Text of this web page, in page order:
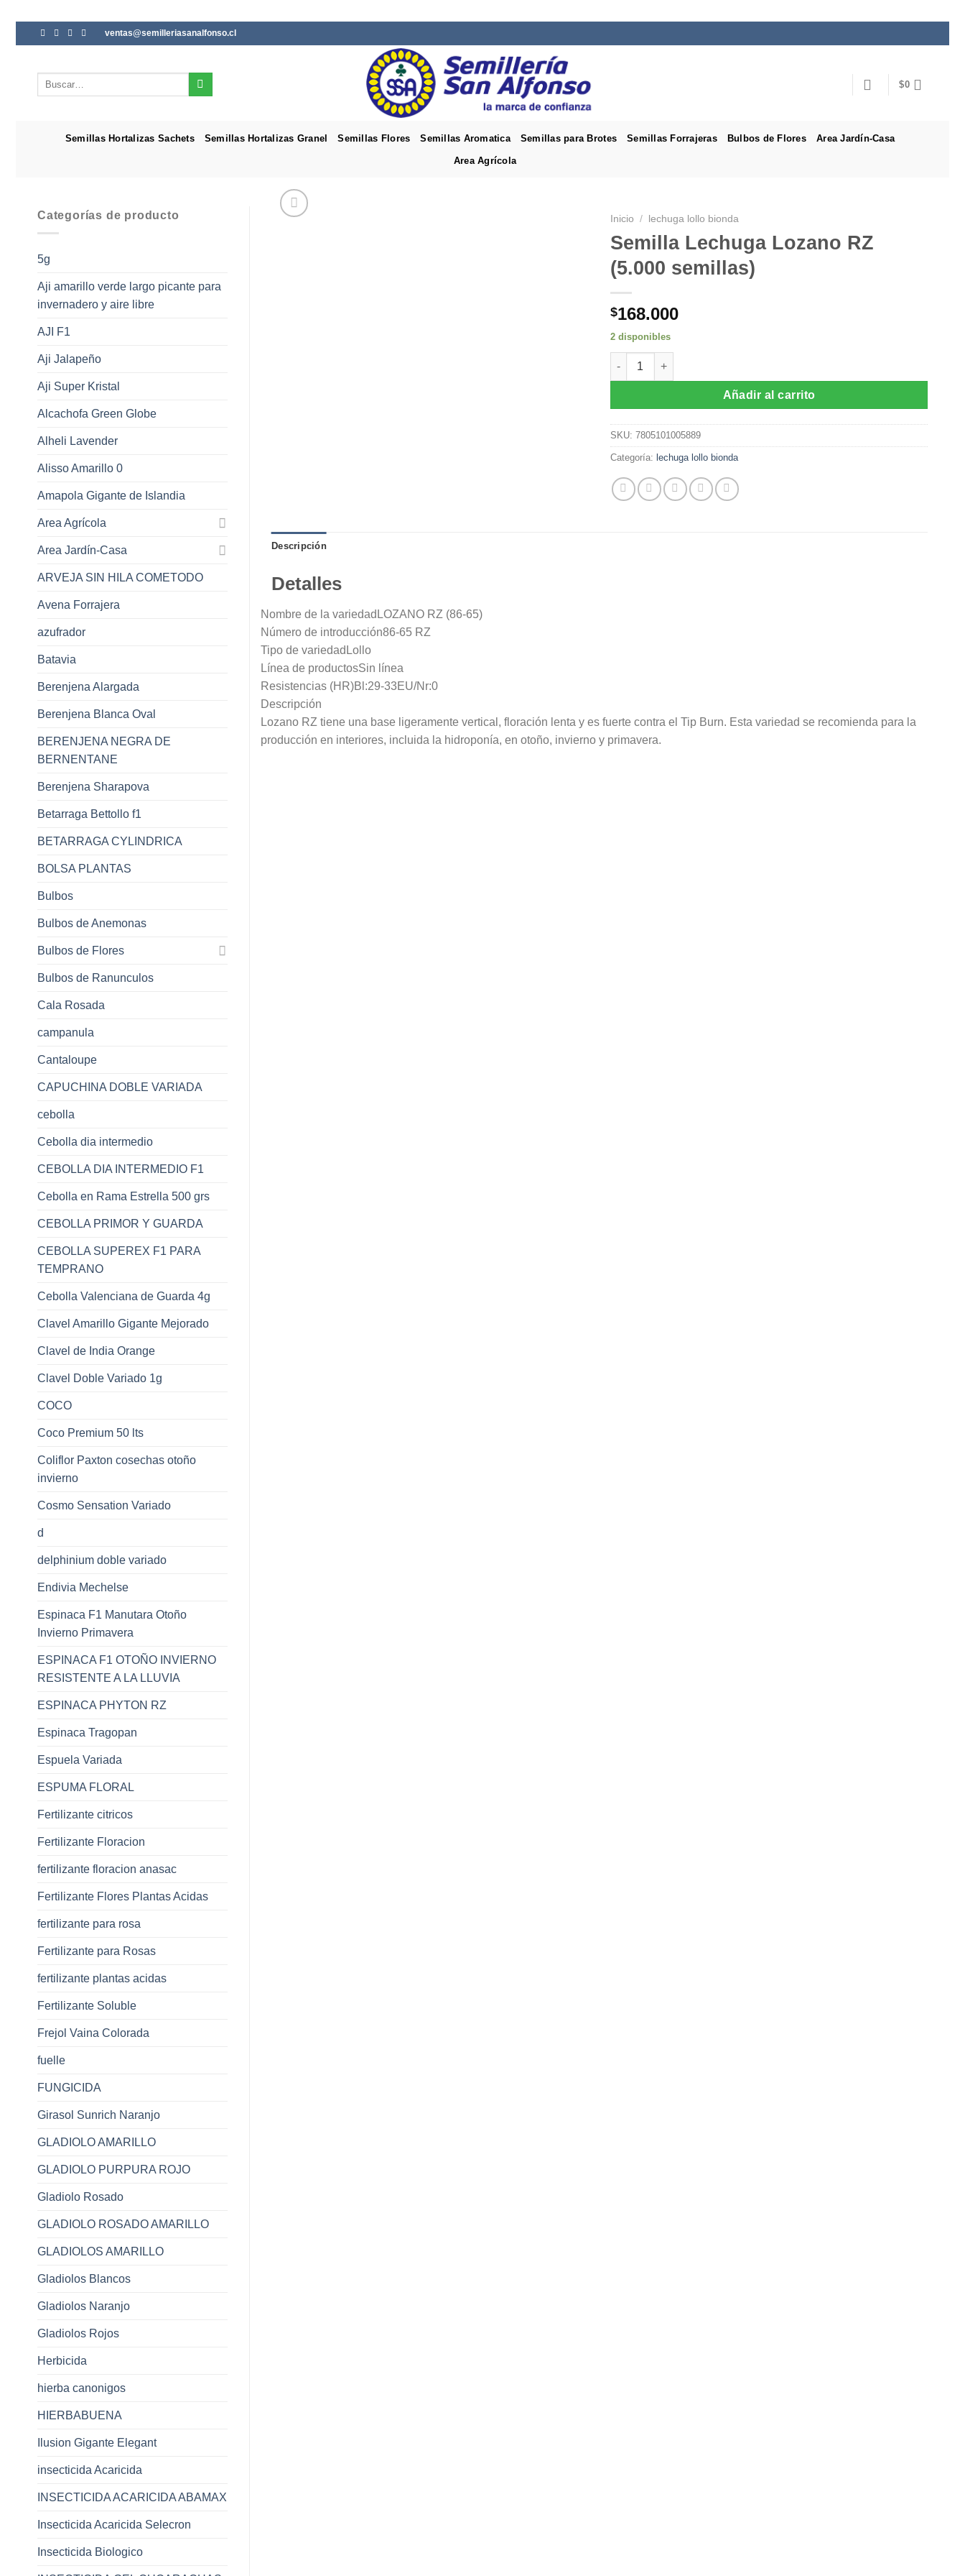
Saltar
al
ventas@semilleriasanalfonso.cl
Buscar
$0
Semillas Hortalizas Sachets Semillas Hortalizas Granel Semillas Flores Semillas Aromatica Semillas para Brotes Semillas Forrajeras Bulbos de Flores Area Jardín-Casa
Area Agrícola
Categorías de producto
5g
Aji amarillo verde largo picante para
invernadero y aire libre
AJI F1
Aji Jalapeño
Aji Super Kristal
Alcachofa Green Globe
Alheli Lavender
Alisso Amarillo 0
Amapola Gigante de Islandia
Area Agrícola
Area Jardín-Casa
ARVEJA SIN HILA COMETODO
Avena Forrajera
azufrador
Batavia
Berenjena Alargada
Berenjena Blanca Oval
BERENJENA NEGRA DE
BERNENTANE
Berenjena Sharapova
Betarraga Bettollo f1
BETARRAGA CYLINDRICA
BOLSA PLANTAS
Bulbos
Bulbos de Anemonas
Bulbos de Flores
Bulbos de Ranunculos
Cala Rosada
campanula
Cantaloupe
CAPUCHINA DOBLE VARIADA
cebolla
Cebolla dia intermedio
CEBOLLA DIA INTERMEDIO F1
Cebolla en Rama Estrella 500 grs
CEBOLLA PRIMOR Y GUARDA
CEBOLLA SUPEREX F1 PARA
TEMPRANO
Cebolla Valenciana de Guarda 4g
Clavel Amarillo Gigante Mejorado
Clavel de India Orange
Clavel Doble Variado 1g
COCO
Coco Premium 50 lts
Coliflor Paxton cosechas otoño
invierno
Cosmo Sensation Variado
d
delphinium doble variado
Endivia Mechelse
Espinaca F1 Manutara Otoño
Invierno Primavera
ESPINACA F1 OTOÑO INVIERNO
RESISTENTE A LA LLUVIA
ESPINACA PHYTON RZ
Espinaca Tragopan
Espuela Variada
ESPUMA FLORAL
Fertilizante citricos
Fertilizante Floracion
fertilizante floracion anasac
Fertilizante Flores Plantas Acidas
fertilizante para rosa
Fertilizante para Rosas
fertilizante plantas acidas
Fertilizante Soluble
Frejol Vaina Colorada
fuelle
FUNGICIDA
Girasol Sunrich Naranjo
GLADIOLO AMARILLO
GLADIOLO PURPURA ROJO
Gladiolo Rosado
GLADIOLO ROSADO AMARILLO
GLADIOLOS AMARILLO
Gladiolos Blancos
Gladiolos Naranjo
Gladiolos Rojos
Herbicida
hierba canonigos
HIERBABUENA
Ilusion Gigante Elegant
insecticida Acaricida
INSECTICIDA ACARICIDA ABAMAX
Insecticida Acaricida Selecron
Insecticida Biologico
Inicio / lechuga lollo bionda
Semilla Lechuga Lozano RZ
(5.000 semillas)
$168.000
2 disponibles
Semilla Lechuga Lozano RZ (5.000 semillas) cantidad
Añadir al carrito
SKU: 7805101005889
Categoría: lechuga lollo bionda
Descripción
Detalles
Nombre de la variedad LOZANO RZ (86-65)
Número de introducción86-65 RZ
Tipo de variedad Lollo
Línea de productosSin línea
Resistencias (HR)Bl:29-33EU/Nr:0
Descripción
Lozano RZ tiene una base ligeramente vertical, floración lenta y es fuerte contra el Tip Burn. Esta variedad se recomienda para la
producción en interiores, incluida la hidroponía, en otoño, invierno y primavera.